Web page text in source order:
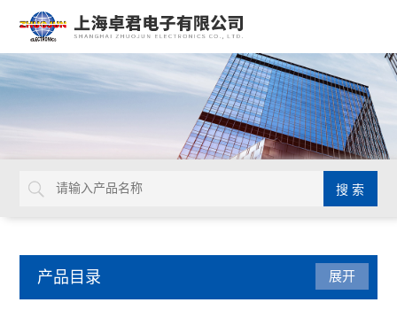
产品目录 展开